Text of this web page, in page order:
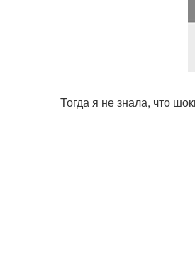
Тогда я не знала, что